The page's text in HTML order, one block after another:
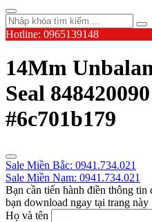
Hotline: 0965139148
14Mm
Seal
#6c701b179
Sale Miền Bắc: 0941.734.021
Sale Miền Nam: 0941.734.021
Bạn cần tiến hành điền thông
bạn download ngay tại trang này
Họ và tên